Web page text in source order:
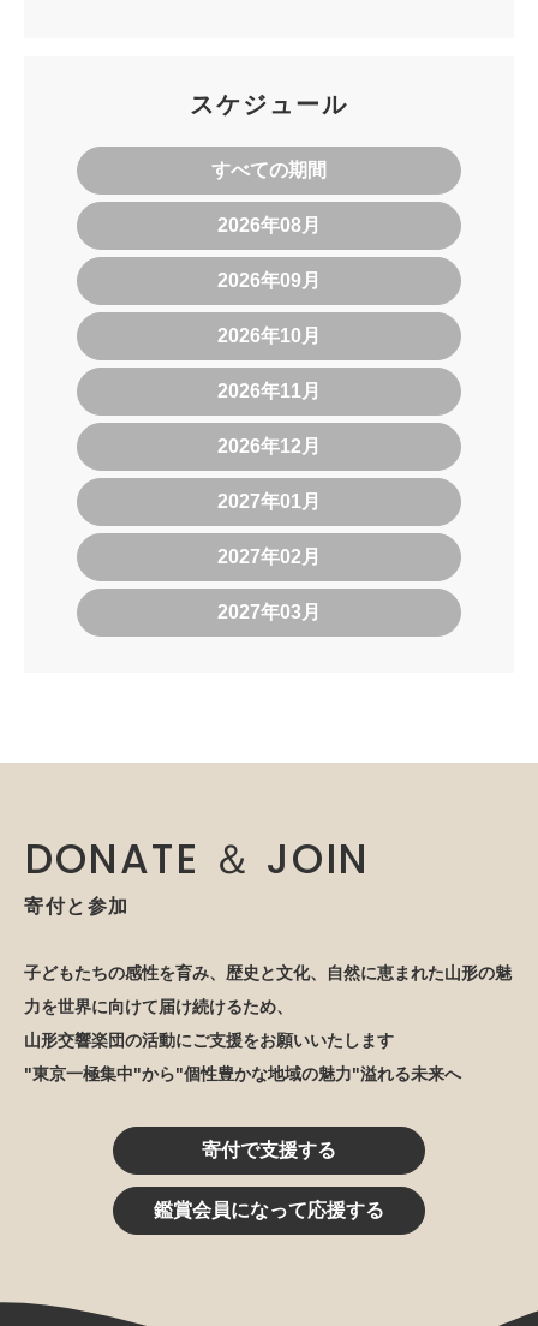
スケジュール
すべての期間
2026年08月
2026年09月
2026年10月
2026年11月
2026年12月
2027年01月
2027年02月
2027年03月
DONATE ＆ JOIN
寄付と参加
子どもたちの感性を育み、歴史と文化、自然に恵まれた山形の魅
力を世界に向けて届け続けるため、
山形交響楽団の活動にご支援をお願いいたします
"東京一極集中"から"個性豊かな地域の魅力"溢れる未来へ
寄付で支援する
鑑賞会員になって応援する